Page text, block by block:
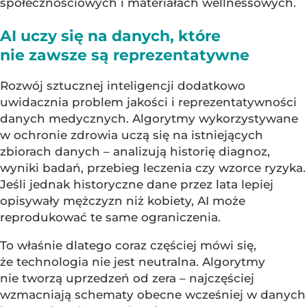
AI uczy się na danych, które
nie zawsze są reprezentatywne
Rozwój sztucznej inteligencji dodatkowo
uwidacznia problem jakości i reprezentatywności
danych medycznych. Algorytmy wykorzystywane
w ochronie zdrowia uczą się na istniejących
zbiorach danych – analizują historię diagnoz,
wyniki badań, przebieg leczenia czy wzorce ryzyka.
Jeśli jednak historyczne dane przez lata lepiej
opisywały mężczyzn niż kobiety, AI może
reprodukować te same ograniczenia.
To właśnie dlatego coraz częściej mówi się,
że technologia nie jest neutralna. Algorytmy
nie tworzą uprzedzeń od zera – najczęściej
wzmacniają schematy obecne wcześniej w danych